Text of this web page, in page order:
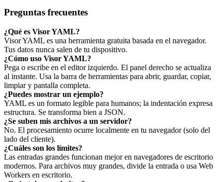
Preguntas frecuentes
¿Qué es Visor YAML?
Visor YAML es una herramienta gratuita basada en el navegador.
Tus datos nunca salen de tu dispositivo.
¿Cómo uso Visor YAML?
Pega o escribe en el editor izquierdo. El panel derecho se actualiza
al instante. Usa la barra de herramientas para abrir, guardar, copiar,
limpiar y pantalla completa.
¿Puedes mostrar un ejemplo?
YAML es un formato legible para humanos; la indentación expresa
estructura. Se transforma bien a JSON.
¿Se suben mis archivos a un servidor?
No. El procesamiento ocurre localmente en tu navegador (solo del
lado del cliente).
¿Cuáles son los límites?
Las entradas grandes funcionan mejor en navegadores de escritorio
modernos. Para archivos muy grandes, divide la entrada o usa Web
Workers en escritorio.